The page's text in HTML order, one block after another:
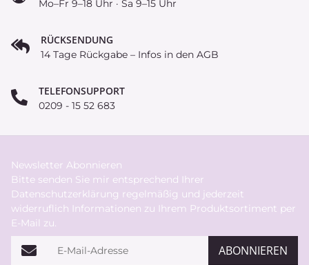
Mo–Fr 9–18 Uhr · Sa 9–15 Uhr
RÜCKSENDUNG
14 Tage Rückgabe – Infos in den AGB
TELEFONSUPPORT
0209 - 15 52 683
Newsletter Abonnieren
Bitte senden Sie mir entsprechend Ihrer
Datenschutzerklärung regelmäßig und jederzeit
widerruflich Informationen zu Ihrem Produktsortiment per
E-Mail zu.
E-Mail-Adresse ABONNIEREN